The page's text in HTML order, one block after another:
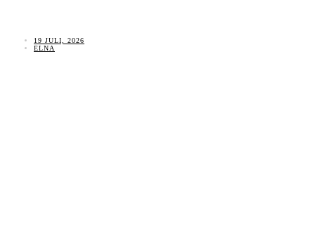
19 JULI, 2026
ELNA